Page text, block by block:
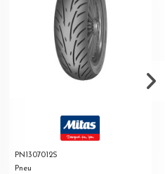
PN1307012S
Pneu